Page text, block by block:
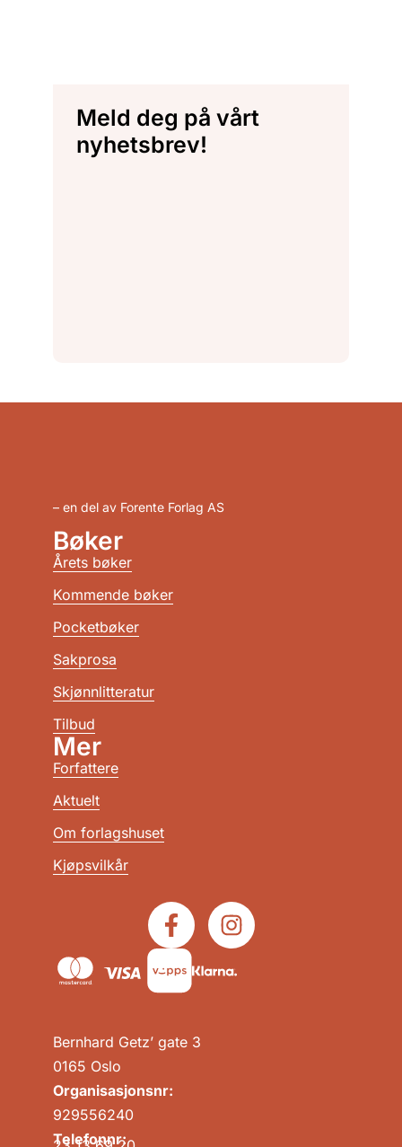
Meld deg på vårt
nyhetsbrev!
– en del av Forente Forlag AS
Bernhard Getz’ gate 3
0165 Oslo
Organisasjonsnr:
929556240
Telefonnr:
Bøker
Årets bøker
Kommende bøker
Pocketbøker
Sakprosa
Skjønnlitteratur
Tilbud
Mer
Forfattere
Aktuelt
Om forlagshuset
Kjøpsvilkår